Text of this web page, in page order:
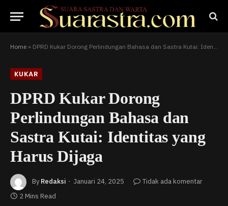
Home » DPRD Kukar Dorong Perlindungan Bahasa dan Sastra Kutai: Identitas yang Harus Dijaga
KUKAR
DPRD Kukar Dorong
Perlindungan Bahasa dan
Sastra Kutai: Identitas yang
Harus Dijaga
By Redaksi Januari 24, 2025
Tidak ada komentar
2 Mins Read